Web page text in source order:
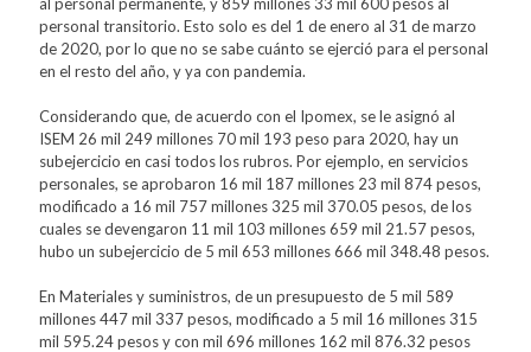
personal transitorio. Esto solo es del 1 de enero al 31 de marzo
de 2020, por lo que no se sabe cuánto se ejerció para el personal
en el resto del año, y ya con pandemia.
Considerando que, de acuerdo con el Ipomex, se le asignó al
ISEM 26 mil 249 millones 70 mil 193 peso para 2020, hay un
subejercicio en casi todos los rubros. Por ejemplo, en servicios
personales, se aprobaron 16 mil 187 millones 23 mil 874 pesos,
modificado a 16 mil 757 millones 325 mil 370.05 pesos, de los
cuales se devengaron 11 mil 103 millones 659 mil 21.57 pesos,
hubo un subejercicio de 5 mil 653 millones 666 mil 348.48 pesos.
En Materiales y suministros, de un presupuesto de 5 mil 589
millones 447 mil 337 pesos, modificado a 5 mil 16 millones 315
mil 595.24 pesos y con mil 696 millones 162 mil 876.32 pesos